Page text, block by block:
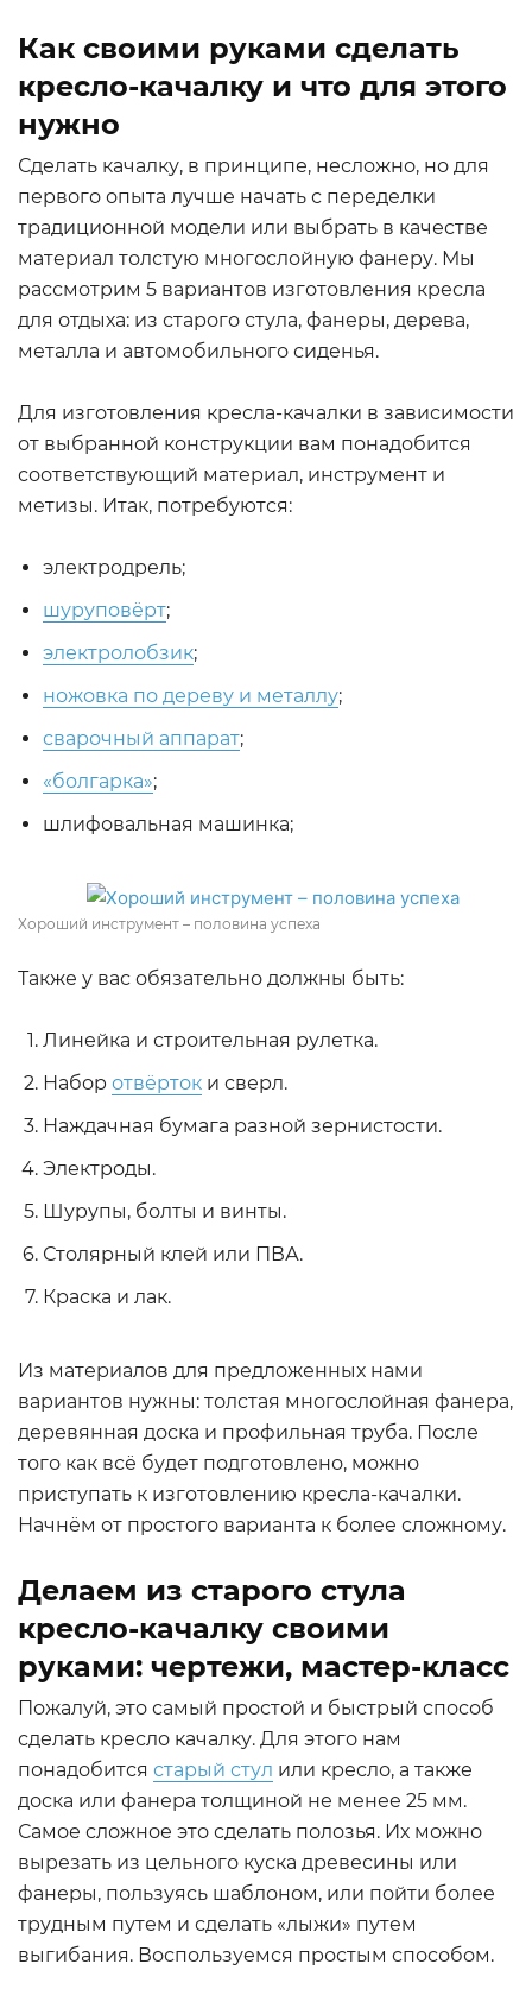
Как своими руками сделать
кресло-качалку и что для этого
нужно
Сделать качалку, в принципе, несложно, но для
первого опыта лучше начать с переделки
традиционной модели или выбрать в качестве
материал толстую многослойную фанеру. Мы
рассмотрим 5 вариантов изготовления кресла
для отдыха: из старого стула, фанеры, дерева,
металла и автомобильного сиденья.
Для изготовления кресла-качалки в зависимости
от выбранной конструкции вам понадобится
соответствующий материал, инструмент и
метизы. Итак, потребуются:
электродрель;
шуруповёрт;
электролобзик;
ножовка по дереву и металлу;
сварочный аппарат;
«болгарка»;
шлифовальная машинка;
Хороший инструмент – половина успеха
Также у вас обязательно должны быть:
Линейка и строительная рулетка.
Набор отвёрток и сверл.
Наждачная бумага разной зернистости.
Электроды.
Шурупы, болты и винты.
Столярный клей или ПВА.
Краска и лак.
Из материалов для предложенных нами
вариантов нужны: толстая многослойная фанера,
деревянная доска и профильная труба. После
того как всё будет подготовлено, можно
приступать к изготовлению кресла-качалки.
Начнём от простого варианта к более сложному.
Делаем из старого стула
кресло-качалку своими
руками: чертежи, мастер-класс
Пожалуй, это самый простой и быстрый способ
сделать кресло качалку. Для этого нам
понадобится старый стул или кресло, а также
доска или фанера толщиной не менее 25 мм.
Самое сложное это сделать полозья. Их можно
вырезать из цельного куска древесины или
фанеры, пользуясь шаблоном, или пойти более
трудным путем и сделать «лыжи» путем
выгибания. Воспользуемся простым способом.